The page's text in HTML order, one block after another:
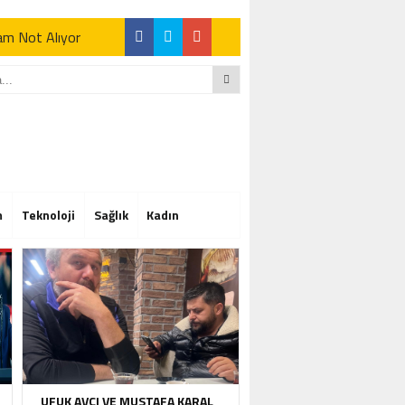
Not Alıyor
Not Alıyor
Teknoloji Sağlık Kadın
UFUK AVCI VE MUSTAFA KARAL